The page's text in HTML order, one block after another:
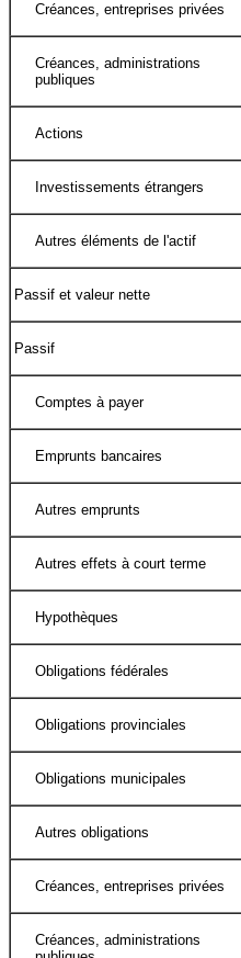
Créances, entreprises privées
Créances, administrations
publiques
Actions
Investissements étrangers
Autres éléments de l'actif
Passif et valeur nette
Passif
Comptes à payer
Emprunts bancaires
Autres emprunts
Autres effets à court terme
Hypothèques
Obligations fédérales
Obligations provinciales
Obligations municipales
Autres obligations
Créances, entreprises privées
Créances, administrations